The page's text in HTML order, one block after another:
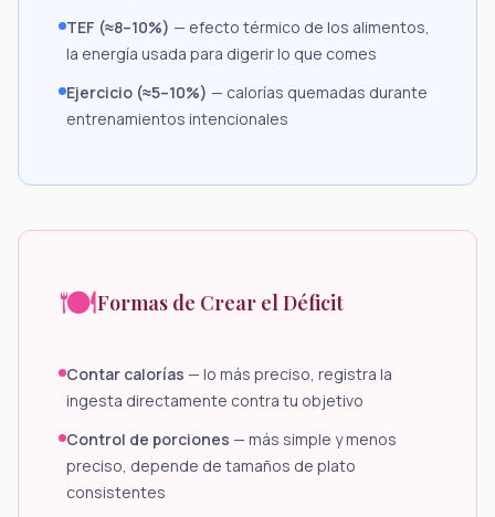
TEF (≈8–10%) — efecto térmico de los alimentos,
la energía usada para digerir lo que comes
Ejercicio (≈5–10%) — calorías quemadas durante
entrenamientos intencionales
🍽️Formas de Crear el Déficit
Contar calorías — lo más preciso, registra la
ingesta directamente contra tu objetivo
Control de porciones — más simple y menos
preciso, depende de tamaños de plato
consistentes